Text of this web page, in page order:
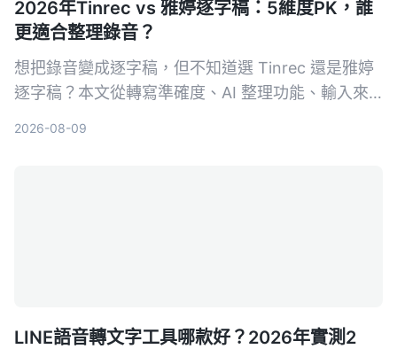
2026年Tinrec vs 雅婷逐字稿：5維度PK，誰
更適合整理錄音？
想把錄音變成逐字稿，但不知道選 Tinrec 還是雅婷
逐字稿？本文從轉寫準確度、AI 整理功能、輸入來
2026-08-09
LINE語音轉文字工具哪款好？2026年實測2